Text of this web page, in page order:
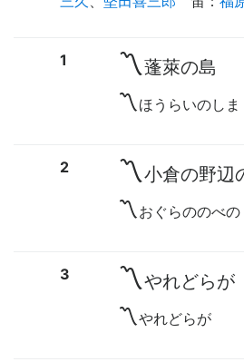
1 〽蓬萊の島
〽 ほうらいのしま
2 〽小倉の野辺
〽 おぐらののべの
3 〽やれどらが
〽 やれどらが